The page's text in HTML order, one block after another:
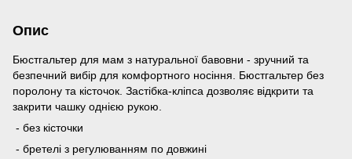
Опис
Бюстгальтер для мам з натуральної бавовни - зручний та
безпечний вибір для комфортного носіння. Бюстгальтер без
поролону та кісточок. Застібка-кліпса дозволяє відкрити та
закрити чашку однією рукою.
- без кісточки
- бретелі з регулюванням по довжині